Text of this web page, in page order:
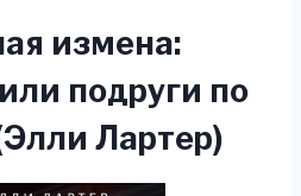
измена:
подруги по
Лартер)